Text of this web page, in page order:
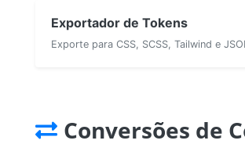
Exportador de Tokens
Exporte para CSS, SCSS, Tailwind e
Conversões de